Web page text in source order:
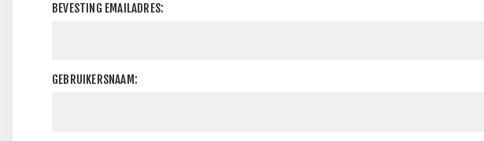
BEVESTING EMAILADRES:
GEBRUIKERSNAAM: